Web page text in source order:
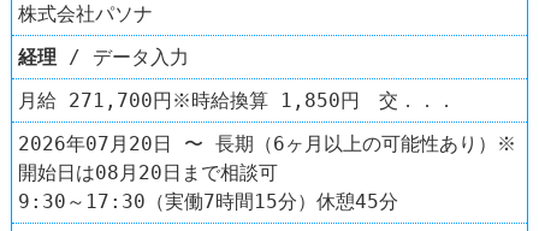
株式会社パソナ
経理 / データ入力
月給 271,700円※時給換算 1,850円 交．．．
2026年07月20日 〜 長期（6ヶ月以上の可能性あり）※
開始日は08月20日まで相談可
9:30～17:30（実働7時間15分）休憩45分